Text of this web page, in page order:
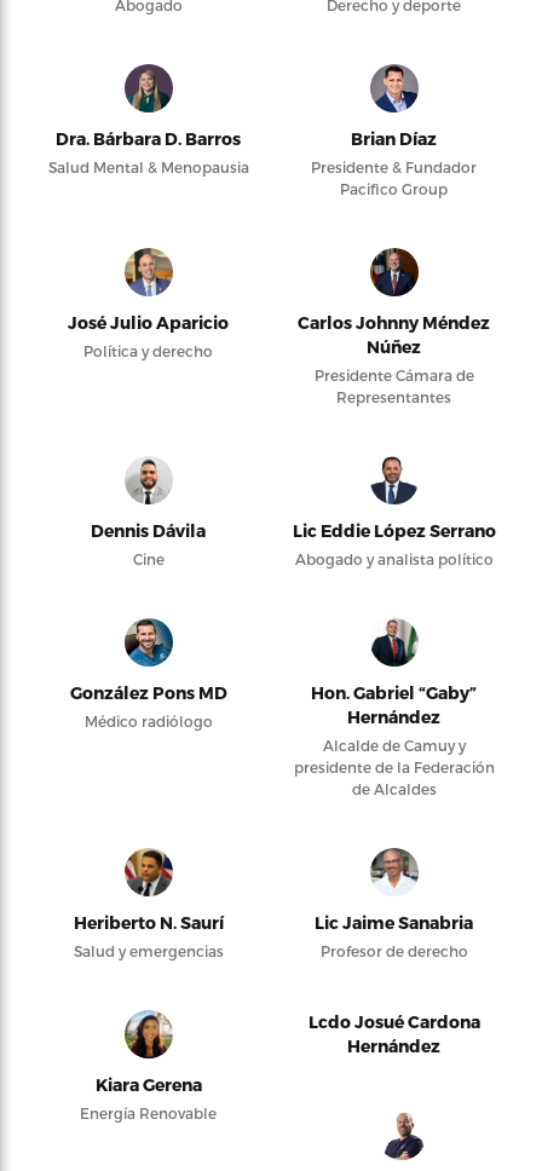
Abogado Derecho y deporte
Dra. Bárbara D. Barros
Salud Mental & Menopausia
Brian Díaz
Presidente & Fundador
Pacifico Group
José Julio Aparicio
Política y derecho
Carlos Johnny Méndez
Núñez
Presidente Cámara de
Representantes
Dennis Dávila
Cine
Lic Eddie López Serrano
Abogado y analista político
González Pons MD
Médico radiólogo
Hon. Gabriel “Gaby”
Hernández
Alcalde de Camuy y
presidente de la Federación
de Alcaldes
Heriberto N. Saurí
Salud y emergencias
Lic Jaime Sanabria
Profesor de derecho
Kiara Gerena
Energía Renovable
Lcdo Josué Cardona
Hernández